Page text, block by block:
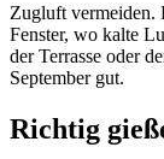
Zugluft vermeiden.
Fenster, wo kalte
der Terrasse oder
September gut.
Richtig